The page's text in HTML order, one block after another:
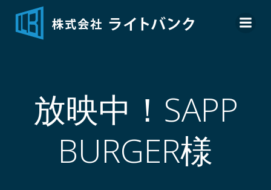
ン
プ
放映中！SAPP
BURGER様